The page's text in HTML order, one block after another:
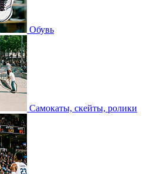
Обувь
Самокаты, скейты, ролики